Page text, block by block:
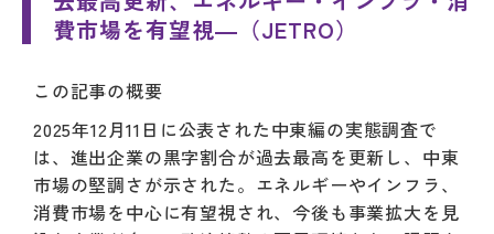
費市場を有望視―（JETRO）
この記事の概要
2025年12月11日に公表された中東編の実態調査で
は、進出企業の黒字割合が過去最高を更新し、中東
市場の堅調さが示された。エネルギーやインフラ、
消費市場を中心に有望視され、今後も事業拡大を見